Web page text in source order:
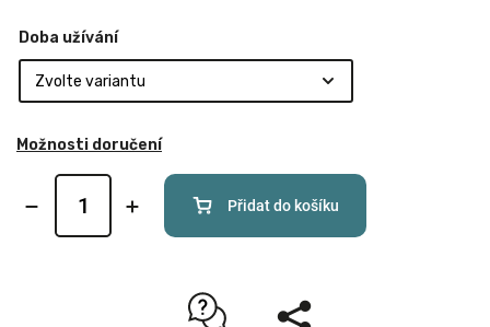
Doba užívání
Možnosti doručení
Přidat do košíku